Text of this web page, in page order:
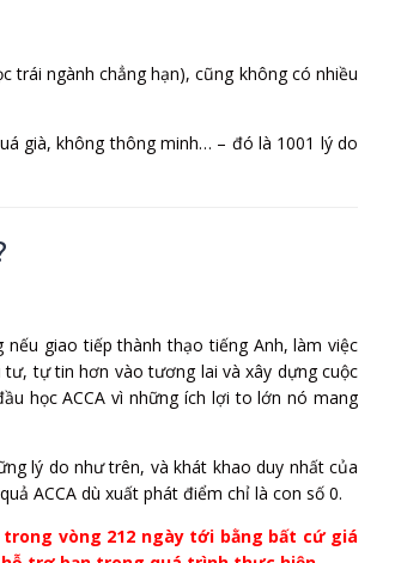
trái ngành chẳng hạn), cũng không có nhiều
già, không thông minh… – đó là 1001 lý do
giao tiếp thành thạo tiếng Anh, làm việc
tự tin hơn vào tương lai và xây dựng cuộc
học ACCA vì những ích lợi to lớn nó mang
lý do như trên, và khát khao duy nhất của
ACCA dù xuất phát điểm chỉ là con số 0.
trong vòng 212 ngày tới bằng bất cứ giá